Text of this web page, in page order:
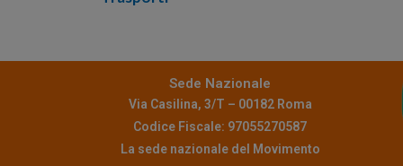
Sede Nazionale
Via Casilina, 3/T – 00182 Roma
Codice Fiscale: 97055270587
La sede nazionale del Movimento